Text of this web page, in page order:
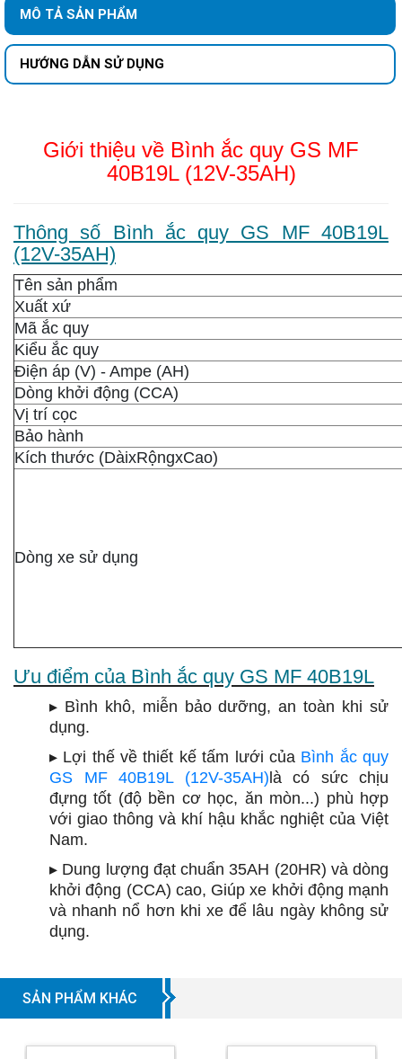
MÔ TẢ SẢN PHẨM
HƯỚNG DẪN SỬ DỤNG
Giới thiệu về Bình ắc quy GS MF
40B19L (12V-35AH)
Thông số Bình ắc quy GS MF 40B19L
(12V-35AH)
Tên sản phẩm
Xuất xứ
Mã ắc quy
Kiểu ắc quy
Điện áp (V) - Ampe (AH)
Dòng khởi động (CCA)
Vị trí cọc
Bảo hành
Kích thước (DàixRộngxCao)
Dòng xe sử dụng
Ưu điểm của Bình ắc quy GS MF 40B19L
▸ Bình khô, miễn bảo dưỡng, an toàn khi sử
dụng.
▸ Lợi thế về thiết kế tấm lưới của Bình ắc quy
GS MF 40B19L (12V-35AH)là có sức chịu
đựng tốt (độ bền cơ học, ăn mòn...) phù hợp
với giao thông và khí hậu khắc nghiệt của Việt
Nam.
▸ Dung lượng đạt chuẩn 35AH (20HR) và dòng
khởi động (CCA) cao, Giúp xe khởi động mạnh
và nhanh nổ hơn khi xe để lâu ngày không sử
dụng.
SẢN PHẨM KHÁC